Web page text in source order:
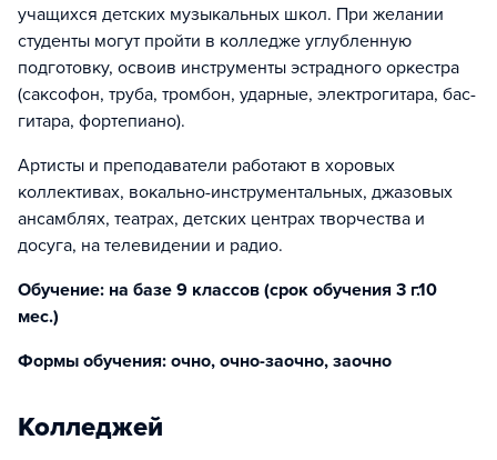
учащихся детских музыкальных школ. При желании
студенты могут пройти в колледже углубленную
подготовку, освоив инструменты эстрадного оркестра
(саксофон, труба, тромбон, ударные, электрогитара, бас-
гитара, фортепиано).
Артисты и преподаватели работают в хоровых
коллективах, вокально-инструментальных, джазовых
ансамблях, театрах, детских центрах творчества и
досуга, на телевидении и радио.
Обучение: на базе 9 классов (срок обучения 3 г.10
мес.)
Формы обучения: очно, очно-заочно, заочно
Колледжей